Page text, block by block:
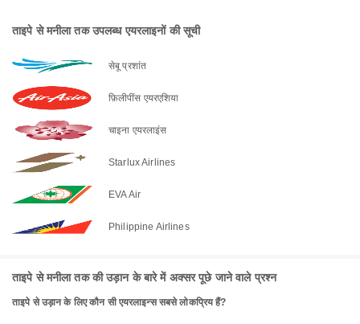
ताइपे से मनीला तक उपलब्ध एयरलाइनों की सूची
सेबू प्रशांत
फ़िलीपींस एयरएशिया
चाइना एयरलाइंस
Starlux Airlines
EVA Air
Philippine Airlines
ताइपे से मनीला तक की उड़ान के बारे में अक्सर पूछे जाने वाले प्रश्न
ताइपे से उड़ान के लिए कौन सी एयरलाइन्स सबसे लोकप्रिय हैं?